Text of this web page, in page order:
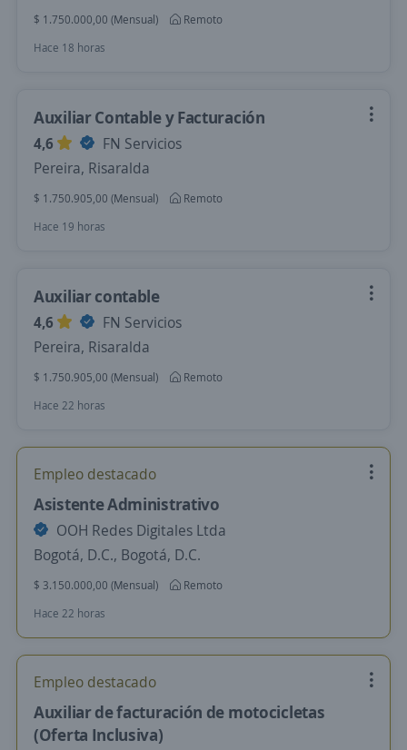
$ 1.750.000,00 (Mensual)
Remoto
Hace 18 horas
Auxiliar Contable y Facturación
4,6
FN Servicios
Pereira, Risaralda
$ 1.750.905,00 (Mensual)
Remoto
Hace 19 horas
Auxiliar contable
4,6
FN Servicios
Pereira, Risaralda
$ 1.750.905,00 (Mensual)
Remoto
Hace 22 horas
Empleo destacado
Asistente Administrativo
OOH Redes Digitales Ltda
Bogotá, D.C., Bogotá, D.C.
$ 3.150.000,00 (Mensual)
Remoto
Hace 22 horas
Empleo destacado
Auxiliar de facturación de motocicletas
(Oferta Inclusiva)